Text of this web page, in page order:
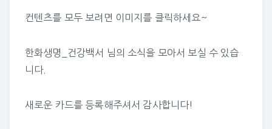
컨텐츠를 모두 보려면 이미지를 클릭하세요~
한화생명_건강백서 님의 소식을 모아서 보실 수 있습
니다.
새로운 카드를 등록해주셔서 감사합니다!